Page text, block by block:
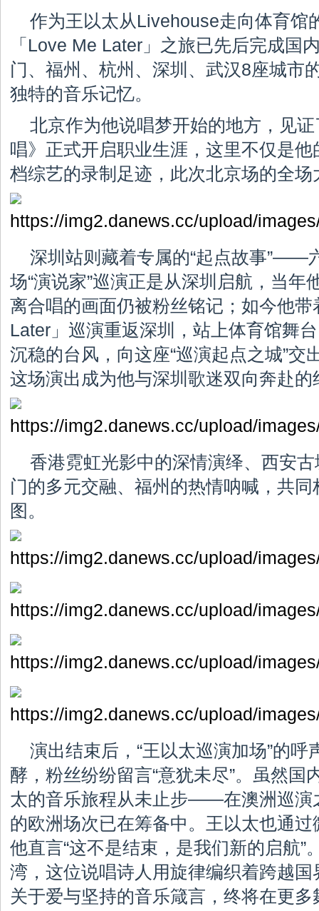
作为王以太从Livehouse走向体育馆
「Love Me Later」之旅已先后完成国
门、福州、杭州、深圳、武汉8座城市
独特的音乐记忆。
北京作为他说唱梦开始的地方，见
唱》正式开启职业生涯，这里不仅是
档综艺的录制足迹，此次北京场的全
深圳站则藏着专属的“起点故事”——
场“演说家”巡演正是从深圳启航，当年
离合唱的画面仍被粉丝铭记；如今他
Later」巡演重返深圳，站上体育馆舞
沉稳的台风，向这座“巡演起点之城”交
这场演出成为他与深圳歌迷双向奔赴的
香港霓虹光影中的深情演绎、西安
门的多元交融、福州的热情呐喊，共
图。
演出结束后，“王以太巡演加场”的呼
酵，粉丝纷纷留言“意犹未尽”。虽然国
太的音乐旅程从未止步——在澳洲巡演
的欧洲场次已在筹备中。王以太也通
他直言“这不是结束，是我们新的启航”
湾，这位说唱诗人用旋律编织着跨越
关于爱与坚持的音乐箴言，终将在更